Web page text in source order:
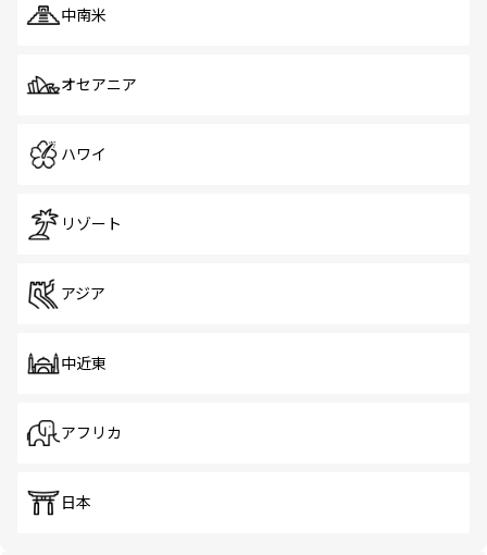
中南米
オセアニア
ハワイ
リゾート
アジア
中近東
アフリカ
日本